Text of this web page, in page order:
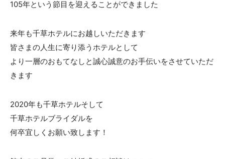
105年という節目を迎えることができました
来年も千草ホテルにお越しいただきます
皆さまの人生に寄り添うホテルとして
より一層のおもてなしと誠心誠意のお手伝いをさせていただ
きます
2020年も千草ホテルそして
千草ホテルブライダルを
何卒宜しくお願い致します！